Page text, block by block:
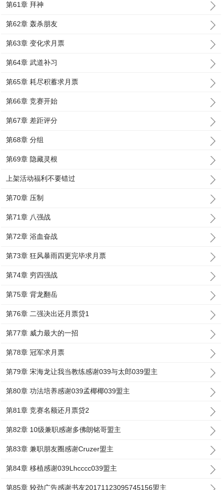
第61章 拜神
第62章 轰杀朋友
第63章 变化求月票
第64章 武道补习
第65章 耗尽积蓄求月票
第66章 竞赛开始
第67章 差距评分
第68章 分组
第69章 隐藏灵根
上架活动福利不要错过
第70章 压制
第71章 八强战
第72章 浴血奋战
第73章 狂风暴雨四更完毕求月票
第74章 穷四强战
第75章 背龙翻岳
第76章 二强决出还月票贷1
第77章 威力最大的一招
第78章 冠军求月票
第79章 宋海龙让我当教练感谢039与太郎039盟主
第80章 功法培养感谢039孟椰椰039盟主
第81章 竞赛名额还月票贷2
第82章 10级兼职感谢多佛朗铭哥盟主
第83章 兼职朋友圈感谢Cruzer盟主
第84章 移植感谢039Lhcccc039盟主
第85章 较劲广告感谢书友20171123095745156盟主